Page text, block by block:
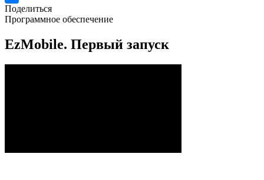
Поделиться
Программное обеспечение
EzMobile. Первый запуск